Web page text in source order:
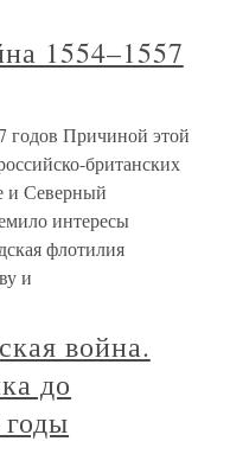
1554–1557
годов Причиной этой
британских
и Северный
интересы
флотилия
и
война.
до